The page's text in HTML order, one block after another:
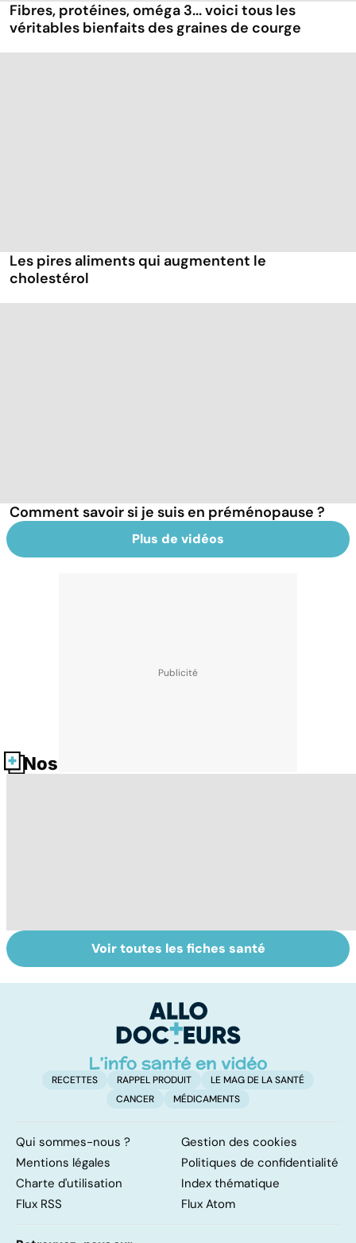
Fibres, protéines, oméga 3... voici tous les
véritables bienfaits des graines de courge
Les pires aliments qui augmentent le
cholestérol
Comment savoir si je suis en préménopause ?
Plus de vidéos
Nos fiches santé
Tout savoir sur
les maux du froid
Un rhume, ça se
soigne ?
Voir toutes les fiches santé
RECETTES RAPPEL PRODUIT
LE MAG DE LA SANTÉ
CANCER
MÉDICAMENTS
Qui sommes-nous ?
Gestion des cookies
Mentions légales
Politiques de confidentialité
Charte d'utilisation
Index thématique
Flux RSS
Flux Atom